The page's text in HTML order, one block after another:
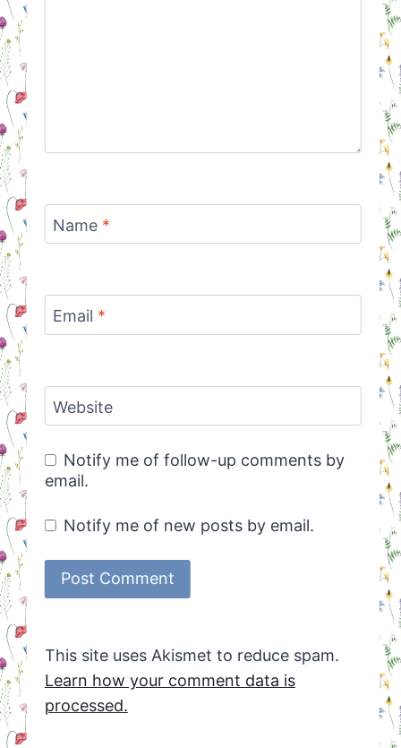
Name *
Email *
Website
Notify me of follow-up comments by
email.
Notify me of new posts by email.
This site uses Akismet to reduce spam.
Learn how your comment data is
processed.